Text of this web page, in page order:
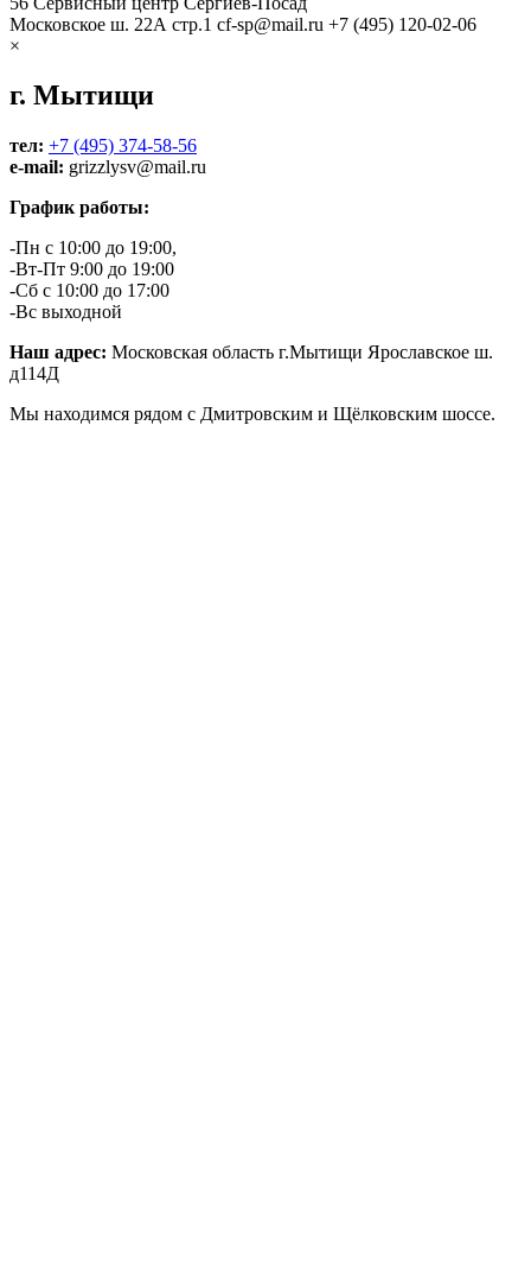
Московское ш. 22А стр.1 cf-sp@mail.ru +7 (495) 120-02-06
×
г. Мытищи
тел: +7 (495) 374-58-56
e-mail: grizzlysv@mail.ru
График работы:
-Пн с 10:00 до 19:00,
-Вт-Пт 9:00 до 19:00
-Сб с 10:00 до 17:00
-Вс выходной
Наш адрес: Московская область г.Мытищи Ярославское ш.
д114Д
Мы находимся рядом с Дмитровским и Щёлковским шоссе.